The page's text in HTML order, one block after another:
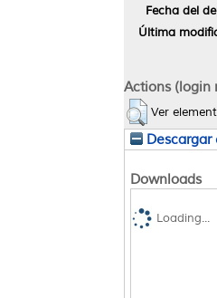
Fecha del
Última
Actions (login
Ver
Descargar
Downloads
Loading...